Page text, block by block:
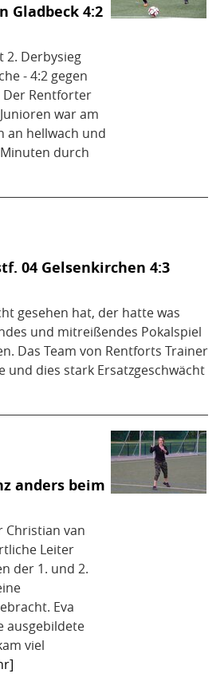
Gladbeck 4:2
2. Derbysieg
- 4:2 gegen
Rentforter
war am
an hellwach und
durch
04 Gelsenkirchen 4:3
gesehen hat, der hatte was
und mitreißendes Pokalspiel
Das Team von Rentforts Trainer
und dies stark Ersatzgeschwächt
anders beim
Christian van
Leiter
der 1. und 2.
Eva
ausgebildete
viel